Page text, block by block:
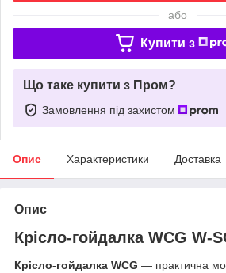
або
Купити з
Що таке купити з Пром?
Замовлення під захистом
Опис Характеристики Доставка
Опис
Крісло-гойдалка WCG W-
Крісло-гойдалка WCG — практична